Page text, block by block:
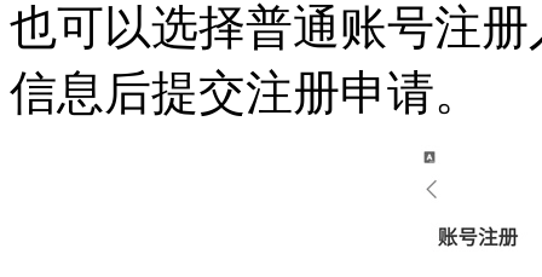
也可以选择普通账号注
信息后提交注册申请。